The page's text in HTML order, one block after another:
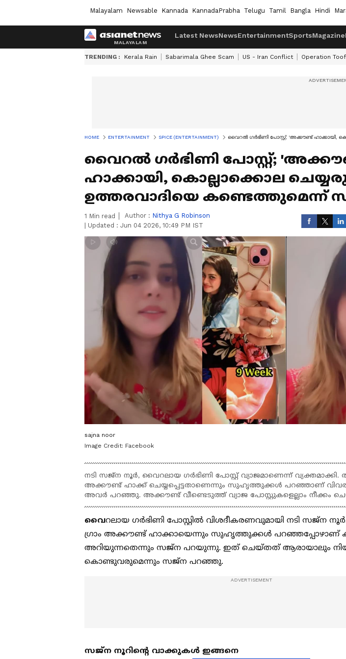
Malayalam Newsable Kannada KannadaPrabha Telugu Tamil Bangla Hindi
Latest NewsNewsEntertainmentSportsMagazine
TRENDING : Kerala Rain Sabarimala Ghee Scam US - Iran Conflict Operation
HOME ENTERTAINMENT SPICE (ENTERTAINMENT) വൈറൽ ​ഗർഭിണി പോസ്റ്റ്; 'അക്കൗണ്ട് ഹാക്കായി,
വൈറൽ ​ഗർഭിണി പോസ്റ്റ്;
ഹാക്കായി, കൊല്ലാക്കൊല
ഉത്തരവാദിയെ കണ്ടെത്തുമെന്ന്
1 Min read Author : Nithya G Robinson
Updated : Jun 04 2026, 10:49 PM IST
sajna noor
Image Credit: Facebook
നടി സജ്ന നൂർ, വൈറലായ ഗർഭിണി പോസ്റ്റ് വ്യാജമാണെന്ന് വ്യക്തമാക്കി.
അക്കൗണ്ട് ഹാക്ക് ചെയ്യപ്പെട്ടതാണെന്നും സുഹൃത്തുക്കൾ പറഞ്ഞാണ്
അവർ പറഞ്ഞു. അക്കൗണ്ട് വീണ്ടെടുത്ത് വ്യാജ പോസ്റ്റുകളെല്ലാം നീക്കം
വൈറലായ ​ഗർഭിണി പോസ്റ്റിൽ വിശദീകരണവുമായി നടി സജ്ന നൂർ.
ഗ്രാം അക്കൗണ്ട് ഹാക്കായെന്നും സുഹൃത്തുക്കൾ പറഞ്ഞപ്പോഴാണ്
അറിയുന്നതെന്നും സജ്ന പറയുന്നു. ഇത് ചെയ്തത് ആരായാലും
കൊണ്ടുവരുമെന്നും സജ്ന പറഞ്ഞു.
സജ്ന നൂറിന്റെ വാക്കുകൾ ഇങ്ങനെ